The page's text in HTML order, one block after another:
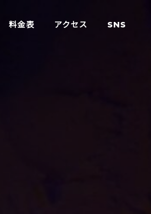
料金表 アクセス SNS